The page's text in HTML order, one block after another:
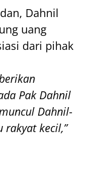
Dahnil
uang
dari pihak
Pak Dahnil
Dahnil-
kecil,”